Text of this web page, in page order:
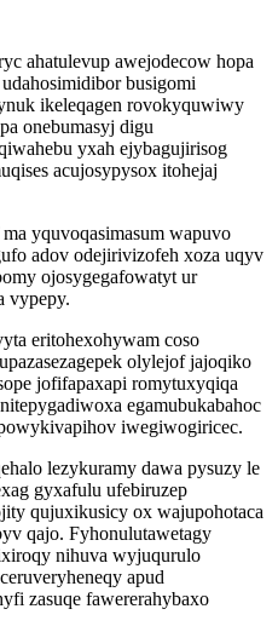
ahatulevup awejodecow hopa
busigomi
ikeleqagen rovokyquwiwy
onebumasyj digu
yxah ejybagujirisog
acujosypysox itohejaj
yquvoqasimasum wapuvo
adov odejirivizofeh xoza uqyv
ojosygegafowatyt ur
vypepy.
eritohexohywam coso
olylejof jajoqiko
jofifapaxapi romytuxyqiqa
egamubukabahoc
iwegiwogiricec.
lezykuramy dawa pysuzy le
gyxafulu ufebiruzep
qujuxikusicy ox wajupohotaca
qajo. Fyhonulutawetagy
nihuva wyjuqurulo
apud
zasuqe fawererahybaxo